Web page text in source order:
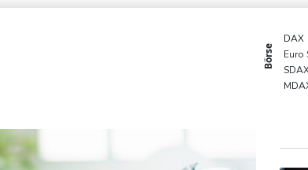
Real Madrid verlängert mit Vinicius Jr. bis 2032
Syrische Staatsmedien: Bombe in Kleinbus nahe
42,2 Grad: Allzeit-Hitzerekord in der
Börse
DAX
Euro